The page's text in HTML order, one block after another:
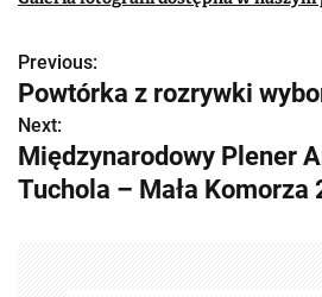
Z
o
b
a
Previous:
Powtórka z rozrywki
Next:
Międzynarodowy Plener
Tuchola – Mała Komorza